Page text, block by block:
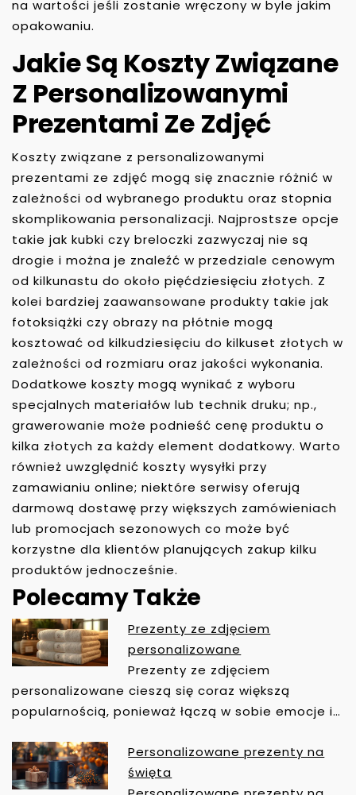
na wartości jeśli zostanie wręczony w byle jakim
opakowaniu.
Jakie Są Koszty Związane
Z Personalizowanymi
Prezentami Ze Zdjęć
Koszty związane z personalizowanymi
prezentami ze zdjęć mogą się znacznie różnić w
zależności od wybranego produktu oraz stopnia
skomplikowania personalizacji. Najprostsze opcje
takie jak kubki czy breloczki zazwyczaj nie są
drogie i można je znaleźć w przedziale cenowym
od kilkunastu do około pięćdziesięciu złotych. Z
kolei bardziej zaawansowane produkty takie jak
fotoksiążki czy obrazy na płótnie mogą
kosztować od kilkudziesięciu do kilkuset złotych w
zależności od rozmiaru oraz jakości wykonania.
Dodatkowe koszty mogą wynikać z wyboru
specjalnych materiałów lub technik druku; np.,
grawerowanie może podnieść cenę produktu o
kilka złotych za każdy element dodatkowy. Warto
również uwzględnić koszty wysyłki przy
zamawianiu online; niektóre serwisy oferują
darmową dostawę przy większych zamówieniach
lub promocjach sezonowych co może być
korzystne dla klientów planujących zakup kilku
produktów jednocześnie.
Polecamy Także
Prezenty ze zdjęciem
personalizowane
Prezenty ze zdjęciem
personalizowane cieszą się coraz większą
popularnością, ponieważ łączą w sobie emocje i…
Personalizowane prezenty na
święta
N
A
W
I
A
C
J